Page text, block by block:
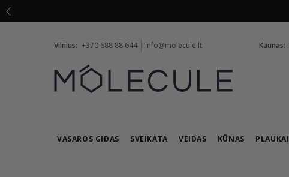
Vilnius: +370 688 88 644 info@molecule.lt Kaunas:
VASAROS GIDAS SVEIKATA VEIDAS KŪNAS PLAUKAI